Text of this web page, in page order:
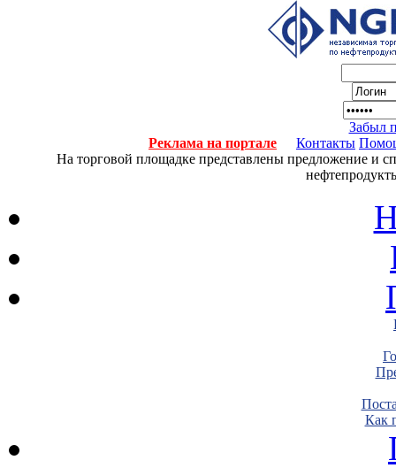
Забыл
Реклама на портале
Контакты
На торговой площадке представлены предложение и
Как